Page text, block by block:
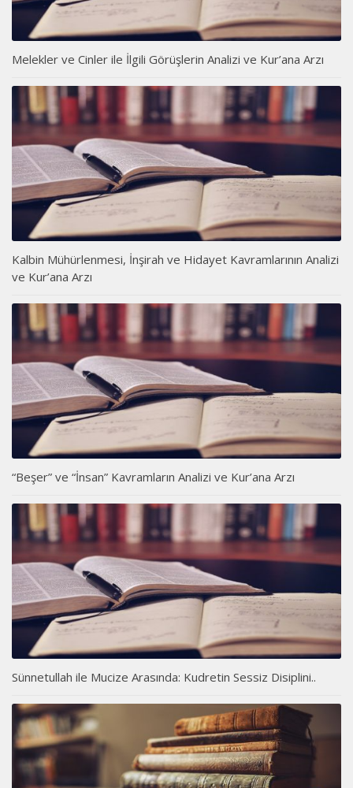
Melekler ve Cinler ile İlgili Görüşlerin Analizi ve Kur’ana Arzı
Kalbin Mühürlenmesi, İnşirah ve Hidayet Kavramlarının Analizi
ve Kur’ana Arzı
“Beşer” ve “İnsan” Kavramların Analizi ve Kur’ana Arzı
Sünnetullah ile Mucize Arasında: Kudretin Sessiz Disiplini..